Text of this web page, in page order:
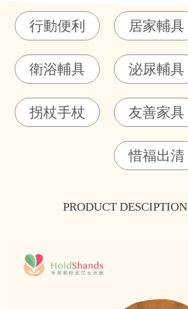
健康知識
購物須知
門市-聯絡我們
行動便利 居家輔具
衛浴輔具 泌尿輔具
拐杖手杖 友善家具
惜福出清
PRODUCT DESCIPTION